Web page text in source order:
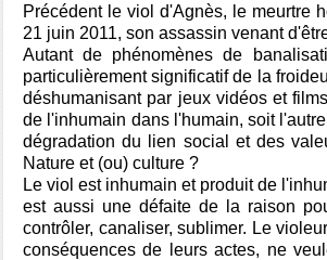
Précédent le viol d'Agnès, le meurtre
21 juin 2011, son assassin venant
Autant de phénomènes de
particulièrement significatif de la
déshumanisant par jeux vidéos et
de l'inhumain dans l'humain, soit
dégradation du lien social et des
Nature et (ou) culture ?
Le viol est inhumain et produit de
est aussi une défaite de la raison
contrôler, canaliser, sublimer. Le
conséquences de leurs actes, ne